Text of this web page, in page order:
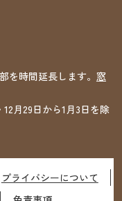
を時間延長します。 窓
月29日から1月3日を除
プライバシーについて